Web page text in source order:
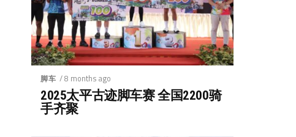
脚车 / 8 months ago
2025太平古迹脚车赛 全国2200骑
手齐聚